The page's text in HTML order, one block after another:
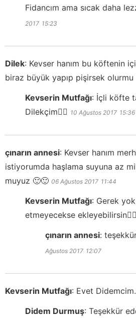
Fidancım ama sıcak daha
2017 15:23
Dilek: Kevser hanım bu köftenin
biraz büyük yapıp pişirsek olurmu
Kevserin Mutfağı: İçli köfte
Dilekçim👍🏻 10 Ağustos 2017 15:36
çınarın annesi: Kevser hanım
istiyorumda haşlama suyuna az
muyuz 🙂🙂 06 Ağustos 2017 11:44
Kevserin Mutfağı: Gerek
etmeyecekse ekleyebilirsin👍🏻
çınarın annesi:
Ağustos 2017 12:07
Kevserin Mutfağı: Evet Didemcim.
Didem Durmuş: Teşekkür